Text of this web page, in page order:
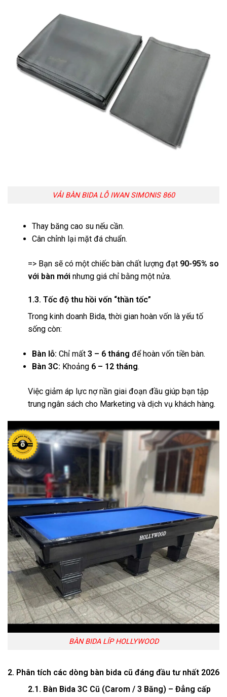
VẢI BÀN BIDA LỖ IWAN SIMONIS 860
Thay băng cao su nếu cần.
Cân chỉnh lại mặt đá chuẩn.
=> Bạn sẽ có một chiếc bàn chất lượng đạt 90-95% so
với bàn mới nhưng giá chỉ bằng một nửa.
1.3. Tốc độ thu hồi vốn “thần tốc”
Trong kinh doanh Bida, thời gian hoàn vốn là yếu tố
sống còn:
Bàn lỗ: Chỉ mất 3 – 6 tháng để hoàn vốn tiền bàn.
Bàn 3C: Khoảng 6 – 12 tháng.
Việc giảm áp lực nợ nần giai đoạn đầu giúp bạn tập
trung ngân sách cho Marketing và dịch vụ khách hàng.
BÀN BIDA LÍP HOLLYWOOD
2. Phân tích các dòng bàn bida cũ đáng đầu tư nhất 2026
2.1. Bàn Bida 3C Cũ (Carom / 3 Băng) – Đẳng cấp